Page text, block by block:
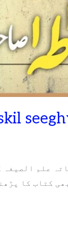
علم
کتاب کا